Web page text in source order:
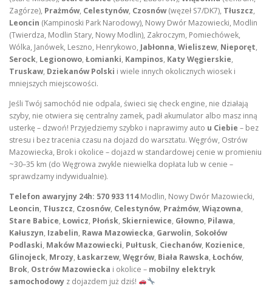
Zagórze), Prażmów, Celestynów, Czosnów(węzeł S7/DK7), Tłuszcz,
Leoncin (Kampinoski Park Narodowy), Nowy Dwór Mazowiecki, Modlin
(Twierdza, Modlin Stary, Nowy Modlin), Zakroczym, Pomiechówek,
Wólka, Janówek, Leszno, Henrykowo, Jabłonna, Wieliszew, Nieporęt,
Serock, Legionowo, Łomianki, Kampinos, Katy Węgierskie,
Truskaw, Dziekanów Polski i wiele innych okolicznych wiosek i
mniejszych miejscowości.
Jeśli Twój samochód nie odpala, świeci się check engine, nie działają
szyby, nie otwiera się centralny zamek, padł akumulator albo masz inną
usterkę – dzwoń! Przyjedziemy szybko i naprawimy auto u Ciebie – bez
stresu i bez tracenia czasu na dojazd do warsztatu. Węgrów, Ostrów
Mazowiecka, Brok i okolice – dojazd w standardowej cenie w promieniu
~30–35 km (do Węgrowa zwykle niewielka dopłata lub w cenie –
sprawdzamy indywidualnie).
Telefon awaryjny 24h: 570 933 114Modlin, Nowy Dwór Mazowiecki,
Leoncin, Tłuszcz, Czosnów, Celestynów, Prażmów, Wiązowna,
Stare Babice, Łowicz, Płońsk, Skierniewice, Głowno, Pilawa,
Kałuszyn, Izabelin, Rawa Mazowiecka, Garwolin, Sokołów
Podlaski, Maków Mazowiecki, Pułtusk, Ciechanów, Kozienice,
Glinojeck, Mrozy, Łaskarzew, Węgrów, Biała Rawska, Łochów,
Brok, Ostrów Mazowiecka i okolice – mobilny elektryk
samochodowy z dojazdem już dziś!